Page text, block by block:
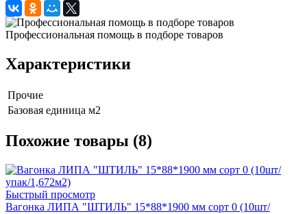
Профессиональная помощь в подборе товаров
Характеристики
Прочие
Базовая единица м2
Похожие товары (8)
Быстрый просмотр
Вагонка ЛИПА "ШТИЛЬ" 15*88*1900 мм сорт 0 (10шт/